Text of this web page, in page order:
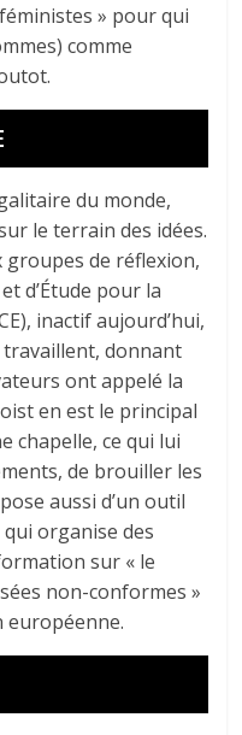
» pour qui
comme
du monde,
le terrain des idées.
groupes de réflexion,
d’Étude pour la
inactif aujourd’hui,
travaillent, donnant
ont appelé la
en est le principal
chapelle, ce qui lui
de brouiller les
aussi d’un outil
organise des
sur « le
non-conformes »
européenne.